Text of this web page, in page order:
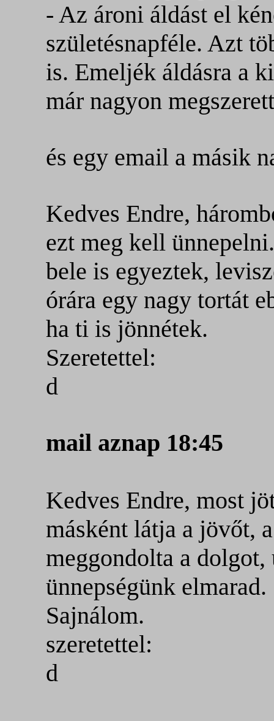
- Az ároni áldást el
születésnapféle. Azt
is. Emeljék áldásra a
már nagyon
és egy email a másik
Kedves Endre,
ezt meg kell
bele is egyeztek,
órára egy nagy tortát
ha ti is jönnétek.
Szeretettel:
d
mail aznap 18:45
Kedves Endre, most
másként látja a jövőt,
meggondolta a
ünnepségünk elmarad.
Sajnálom.
szeretettel:
d